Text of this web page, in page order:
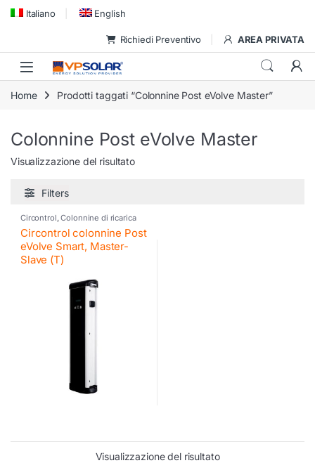
Skip to navigation
Skip to content
Italiano English
Richiedi Preventivo AREA PRIVATA
Home Prodotti taggati “Colonnine Post eVolve Master”
Colonnine Post eVolve Master
Visualizzazione del risultato
Filters
Circontrol,Colonnine di ricarica
Circontrol colonnine Post
eVolve Smart, Master-
Slave (T)
Visualizzazione del risultato